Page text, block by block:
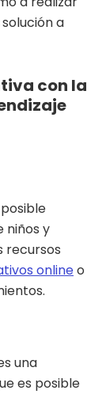
a
con la
niños y
recursos
onlineo
una
es posible